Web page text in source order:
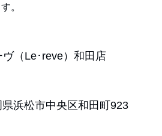
。
（Le･reve）和田店
浜松市中央区和田町923